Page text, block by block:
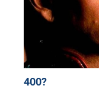
400?